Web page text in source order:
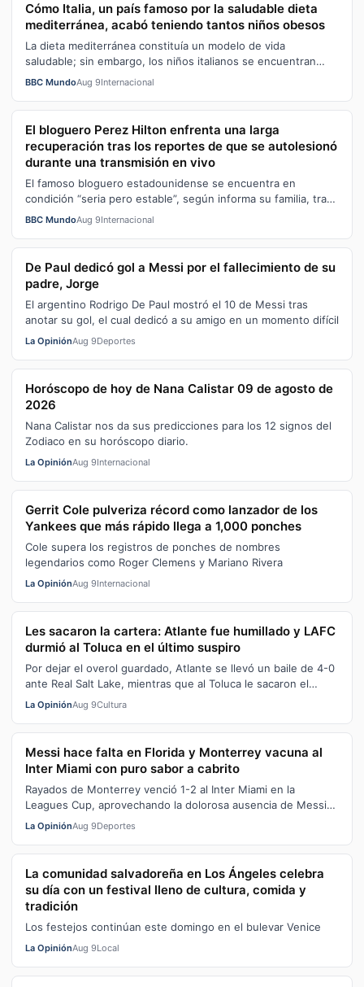
Cómo Italia, un país famoso por la saludable dieta
mediterránea, acabó teniendo tantos niños obesos
La dieta mediterránea constituía un modelo de vida
saludable; sin embargo, los niños italianos se encuentran
entre los que presentan mayor s…
BBC MundoAug 9Internacional
El bloguero Perez Hilton enfrenta una larga
recuperación tras los reportes de que se autolesionó
durante una transmisión en vivo
El famoso bloguero estadounidense se encuentra en
condición “seria pero estable”, según informa su familia, tras
ser rescatado de su domicil…
BBC MundoAug 9Internacional
De Paul dedicó gol a Messi por el fallecimiento de su
padre, Jorge
El argentino Rodrigo De Paul mostró el 10 de Messi tras
anotar su gol, el cual dedicó a su amigo en un momento difícil
La OpiniónAug 9Deportes
Horóscopo de hoy de Nana Calistar 09 de agosto de
2026
Nana Calistar nos da sus predicciones para los 12 signos del
Zodiaco en su horóscopo diario.
La OpiniónAug 9Internacional
Gerrit Cole pulveriza récord como lanzador de los
Yankees que más rápido llega a 1,000 ponches
Cole supera los registros de ponches de nombres
legendarios como Roger Clemens y Mariano Rivera
La OpiniónAug 9Internacional
Les sacaron la cartera: Atlante fue humillado y LAFC
durmió al Toluca en el último suspiro
Por dejar el overol guardado, Atlante se llevó un baile de 4-0
ante Real Salt Lake, mientras que al Toluca le sacaron el
empate en la pura r…
La OpiniónAug 9Cultura
Messi hace falta en Florida y Monterrey vacuna al
Inter Miami con puro sabor a cabrito
Rayados de Monterrey venció 1-2 al Inter Miami en la
Leagues Cup, aprovechando la dolorosa ausencia de Messi
para amarrar un triunfo con sab…
La OpiniónAug 9Deportes
La comunidad salvadoreña en Los Ángeles celebra
su día con un festival lleno de cultura, comida y
tradición
Los festejos continúan este domingo en el bulevar Venice
La OpiniónAug 9Local